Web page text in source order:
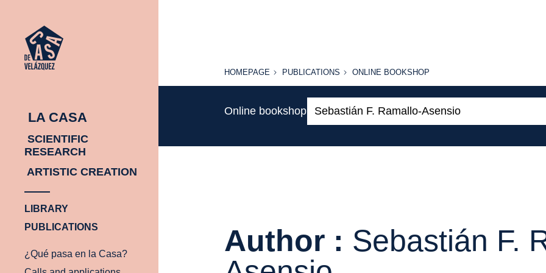
LA CASA
SCIENTIFIC
RESEARCH
ARTISTIC CREATION
LIBRARY
PUBLICATIONS
¿Qué pasa en la Casa?
HOMEPAGE
HOMEPAGE PUBLICATIONS
PUBLICATIONS
ONLINE
ONLINE BOOKSHOP
Online bookshop
Author : Sebastián F.